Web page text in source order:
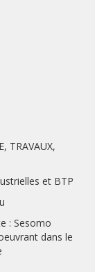
TRAVAUX,
et BTP
: Sesomo
dans le